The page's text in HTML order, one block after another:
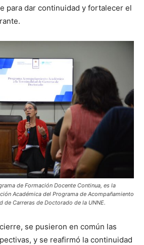
para dar continuidad y fortalecer el
de Formación Docente Continua, es la
Académica del Programa de Acompañamiento
de Carreras de Doctorado de la UNNE.
se pusieron en común las
y se reafirmó la continuidad